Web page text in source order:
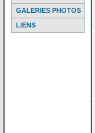
GALERIES PHOTOS
LIENS